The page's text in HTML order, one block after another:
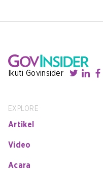
Ikuti Govinsider
EXPLORE
Artikel
Video
Acara